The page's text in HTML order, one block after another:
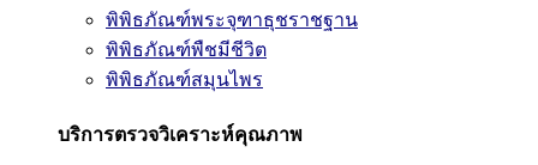
พิพิธภัณฑ์พระจุฑาธุชราชฐาน
พิพิธภัณฑ์พืชมีชีวิต
พิพิธภัณฑ์สมุนไพร
บริการตรวจวิเคราะห์คุณภาพ